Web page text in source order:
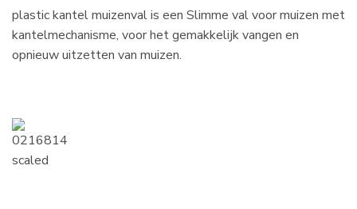
plastic kantel muizenval is een Slimme val voor muizen met
kantelmechanisme, voor het gemakkelijk vangen en
opnieuw uitzetten van muizen.